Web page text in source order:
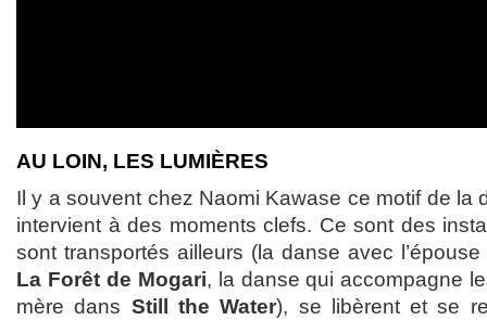
AU LOIN, LES LUMIÈRES
Il y a souvent chez Naomi Kawase ce motif de la
intervient à des moments clefs. Ce sont des
sont transportés ailleurs (la danse avec
La Forêt de Mogari, la danse qui accompagne
mère dans Still the Water), se libèrent et se